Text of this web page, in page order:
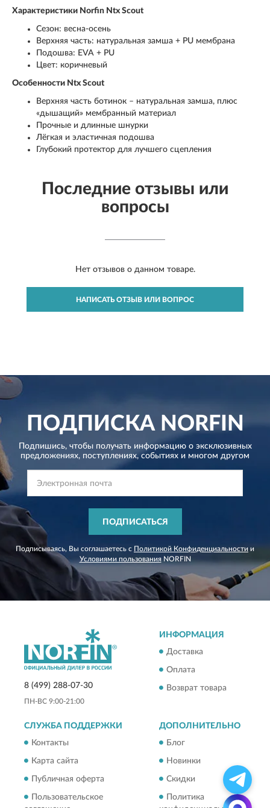
Характеристики Norfin Ntx Scout
Сезон: весна-осень
Верхняя часть: натуральная замша + PU мембрана
Подошва: EVA + PU
Цвет: коричневый
Особенности Ntx Scout
Верхняя часть ботинок – натуральная замша, плюс
«дышащий» мембранный материал
Прочные и длинные шнурки
Лёгкая и эластичная подошва
Глубокий протектор для лучшего сцепления
Последние отзывы или
вопросы
Нет отзывов о данном товаре.
НАПИСАТЬ ОТЗЫВ ИЛИ ВОПРОС
ПОДПИСКАNORFIN
Подпишись, чтобы получать информацию о эксклюзивных
предложениях, поступлениях, событиях и многом другом
ПОДПИСАТЬСЯ
Подписываясь, Вы соглашаетесь с Политикой Конфиденциальности и
Условиями пользованияNORFIN
8 (499) 288-07-30
ПН-ВС 9:00-21:00
ИНФОРМАЦИЯ
Доставка
Оплата
Возврат товара
СЛУЖБА ПОДДЕРЖКИ
Контакты
Карта сайта
Публичная оферта
Пользовательское
ДОПОЛНИТЕЛЬНО
Блог
Новинки
Скидки
Политика